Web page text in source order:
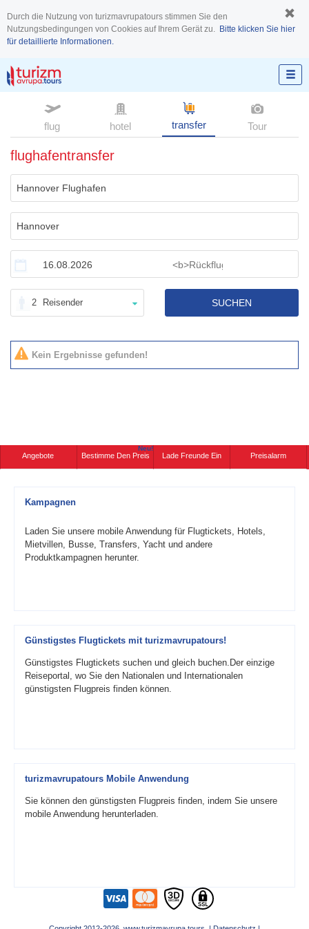
Durch die Nutzung von turizmavrupatours stimmen Sie den
Nutzungsbedingungen von Cookies auf Ihrem Gerät zu. Bitte klicken Sie hier
für detaillierte Informationen.
flug hotel transfer Tour
flughafentransfer
2 Reisender SUCHEN
Kein Ergebnisse gefunden!
Angebote Bestimme Den Preis
Neu!
Lade Freunde Ein Preisalarm
Kampagnen
Laden Sie unsere mobile Anwendung für Flugtickets, Hotels,
Mietvillen, Busse, Transfers, Yacht und andere
Produktkampagnen herunter.
Günstigstes Flugtickets mit turizmavrupatours!
Günstigstes Flugtickets suchen und gleich buchen.Der einzige
Reiseportal, wo Sie den Nationalen und Internationalen
günstigsten Flugpreis finden können.
turizmavrupatours Mobile Anwendung
Sie können den günstigsten Flugpreis finden, indem Sie unsere
mobile Anwendung herunterladen.